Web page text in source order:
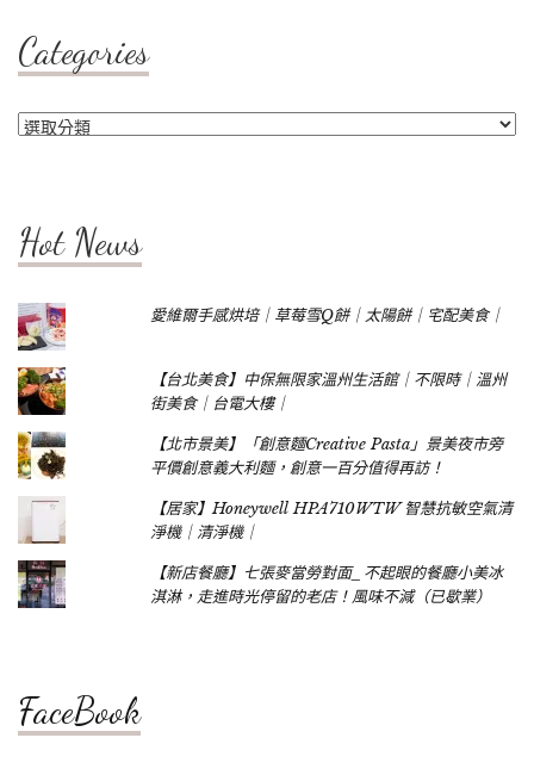
Categories
Categories
Hot News
愛維爾手感烘培｜草莓雪Q餅｜太陽餅｜宅配美食｜
【台北美食】中保無限家溫州生活館｜不限時｜溫州
街美食｜台電大樓｜
【北市景美】「創意麵Creative Pasta」景美夜市旁
平價創意義大利麵，創意一百分值得再訪！
【居家】Honeywell HPA710WTW 智慧抗敏空氣清
淨機｜清淨機｜
【新店餐廳】七張麥當勞對面_不起眼的餐廳小美冰
淇淋，走進時光停留的老店！風味不減（已歇業）
FaceBook